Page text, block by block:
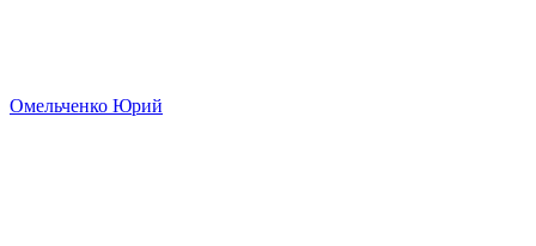
Омельченко Юрий